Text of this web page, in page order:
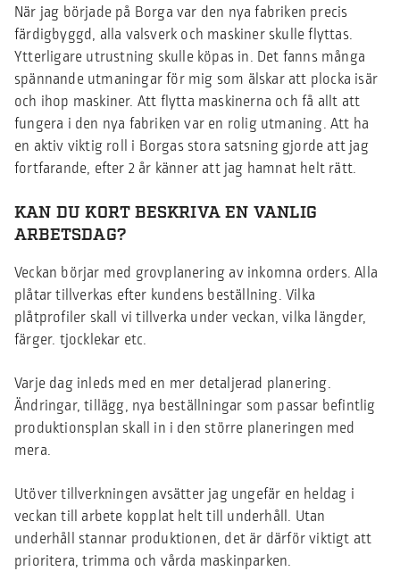
När jag började på Borga var den nya fabriken precis
färdigbyggd, alla valsverk och maskiner skulle flyttas.
Ytterligare utrustning skulle köpas in. Det fanns många
spännande utmaningar för mig som älskar att plocka isär
och ihop maskiner. Att flytta maskinerna och få allt att
fungera i den nya fabriken var en rolig utmaning. Att ha
en aktiv viktig roll i Borgas stora satsning gjorde att jag
fortfarande, efter 2 år känner att jag hamnat helt rätt.
KAN DU KORT BESKRIVA EN VANLIG
ARBETSDAG?
Veckan börjar med grovplanering av inkomna orders. Alla
plåtar tillverkas efter kundens beställning. Vilka
plåtprofiler skall vi tillverka under veckan, vilka längder,
färger. tjocklekar etc.
Varje dag inleds med en mer detaljerad planering.
Ändringar, tillägg, nya beställningar som passar befintlig
produktionsplan skall in i den större planeringen med
mera.
Utöver tillverkningen avsätter jag ungefär en heldag i
veckan till arbete kopplat helt till underhåll. Utan
underhåll stannar produktionen, det är därför viktigt att
prioritera, trimma och vårda maskinparken.